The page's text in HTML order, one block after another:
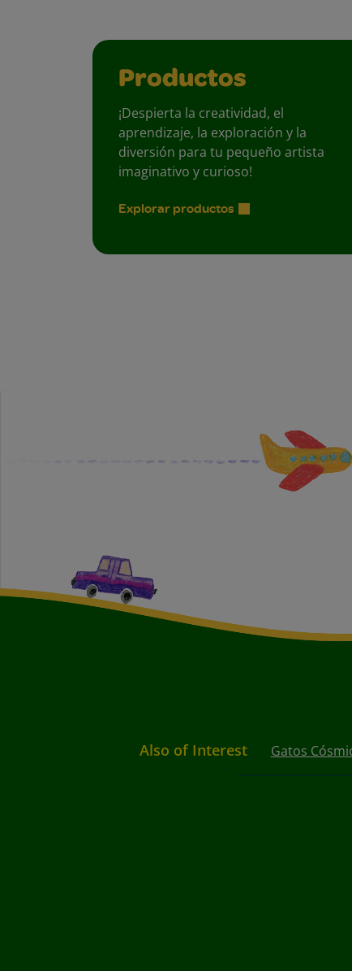
Productos
¡Despierta la creatividad, el
aprendizaje, la exploración y la
diversión para tu pequeño artista
imaginativo y curioso!
Explorar productos
Also of Interest Gatos